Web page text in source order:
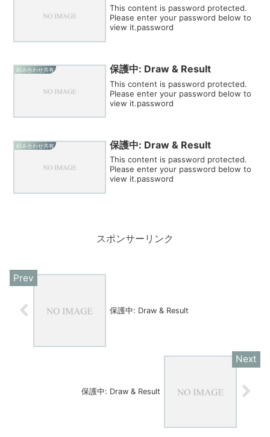
This content is password protected.
Please enter your password below to
view it.password
組み合わせ共有 保護中: Draw & Result
This content is password protected.
Please enter your password below to
view it.password
組み合わせ共有 保護中: Draw & Result
This content is password protected.
Please enter your password below to
view it.password
スポンサーリンク
保護中: Draw & Result
保護中: Draw & Result